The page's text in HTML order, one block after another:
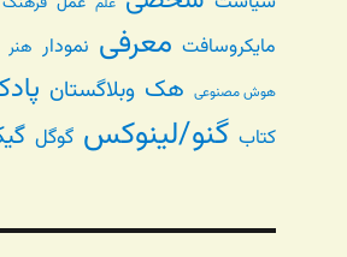
مایکروسافت معرفی نمودار هنر
هوش مصنوعی هک وبلاگستان
کتاب گنو/لینوکس گوگل